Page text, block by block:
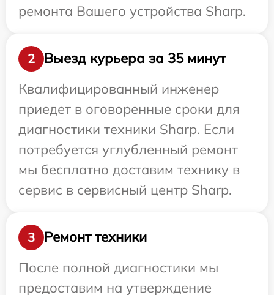
ремонта Вашего устройства Sharp.
2
Выезд курьера за 35 минут
Квалифицированный инженер
приедет в оговоренные сроки для
диагностики техники Sharp. Если
потребуется углубленный ремонт
мы бесплатно доставим технику в
сервис в сервисный центр Sharp.
3
Ремонт техники
После полной диагностики мы
предоставим на утверждение